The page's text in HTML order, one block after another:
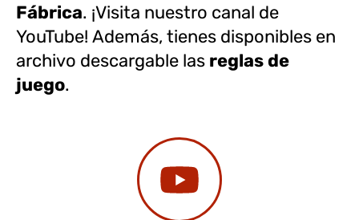
Fábrica. ¡Visita nuestro canal de
YouTube! Además, tienes disponibles en
archivo descargable las reglas de
juego.